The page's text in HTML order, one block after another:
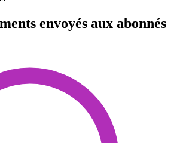
envoyés aux abonnés